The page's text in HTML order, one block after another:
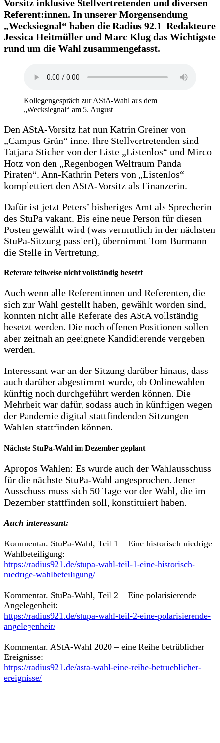
Vorsitz inklusive Stellvertretenden und diversen
Referent:innen. In unserer Morgensendung
„Wecksiegnal“ haben die Radius 92.1–Redakteure
Jessica Heitmüller und Marc Klug das Wichtigste
rund um die Wahl zusammengefasst.
Kollegengespräch zur AStA-Wahl aus dem
„Wecksiegnal“ am 5. August
Den AStA-Vorsitz hat nun Katrin Greiner von
„Campus Grün“ inne. Ihre Stellvertretenden sind
Tatjana Sticher von der Liste „Listenlos“ und Mirco
Hotz von den „Regenbogen Weltraum Panda
Piraten“. Ann-Kathrin Peters von „Listenlos“
komplettiert den AStA-Vorsitz als Finanzerin.
Dafür ist jetzt Peters’ bisheriges Amt als Sprecherin
des StuPa vakant. Bis eine neue Person für diesen
Posten gewählt wird (was vermutlich in der nächsten
StuPa-Sitzung passiert), übernimmt Tom Burmann
die Stelle in Vertretung.
Referate teilweise nicht vollständig besetzt
Auch wenn alle Referentinnen und Referenten, die
sich zur Wahl gestellt haben, gewählt worden sind,
konnten nicht alle Referate des AStA vollständig
besetzt werden. Die noch offenen Positionen sollen
aber zeitnah an geeignete Kandidierende vergeben
werden.
Interessant war an der Sitzung darüber hinaus, dass
auch darüber abgestimmt wurde, ob Onlinewahlen
künftig noch durchgeführt werden können. Die
Mehrheit war dafür, sodass auch in künftigen wegen
der Pandemie digital stattfindenden Sitzungen
Wahlen stattfinden können.
Nächste StuPa-Wahl im Dezember geplant
Apropos Wahlen: Es wurde auch der Wahlausschuss
für die nächste StuPa-Wahl angesprochen. Jener
Ausschuss muss sich 50 Tage vor der Wahl, die im
Dezember stattfinden soll, konstituiert haben.
Auch interessant:
Kommentar. StuPa-Wahl, Teil 1 – Eine historisch niedrige
Wahlbeteiligung:
https://radius921.de/stupa-wahl-teil-1-eine-historisch-
niedrige-wahlbeteiligung/
Kommentar. StuPa-Wahl, Teil 2 – Eine polarisierende
Angelegenheit:
https://radius921.de/stupa-wahl-teil-2-eine-polarisierende-
angelegenheit/
Kommentar. AStA-Wahl 2020 – eine Reihe betrüblicher
Ereignisse:
https://radius921.de/asta-wahl-eine-reihe-betrueblicher-
ereignisse/